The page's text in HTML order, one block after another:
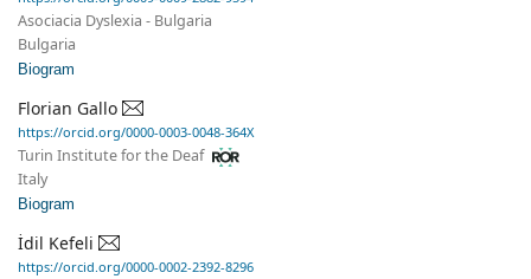
Asociacia Dyslexia - Bulgaria
Bulgaria
Biogram
Florian Gallo
https://orcid.org/0000-0003-0048-364X
Turin Institute for the Deaf
Italy
Biogram
İdil Kefeli
https://orcid.org/0000-0002-2392-8296